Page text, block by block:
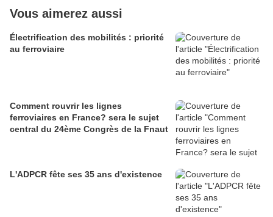
Vous aimerez aussi
Électrification des mobilités : priorité
au ferroviaire
Comment rouvrir les lignes
ferroviaires en France? sera le sujet
central du 24ème Congrès de la Fnaut
L'ADPCR fête ses 35 ans d'existence